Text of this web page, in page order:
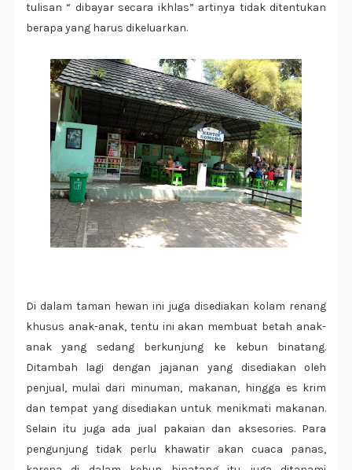
tulisan “ dibayar secara ikhlas” artinya tidak ditentukan
berapa yang harus dikeluarkan.
Di dalam taman hewan ini juga disediakan kolam renang
khusus anak-anak, tentu ini akan membuat betah anak-
anak yang sedang berkunjung ke kebun binatang.
Ditambah lagi dengan jajanan yang disediakan oleh
penjual, mulai dari minuman, makanan, hingga es krim
dan tempat yang disediakan untuk menikmati makanan.
Selain itu juga ada jual pakaian dan aksesories. Para
pengunjung tidak perlu khawatir akan cuaca panas,